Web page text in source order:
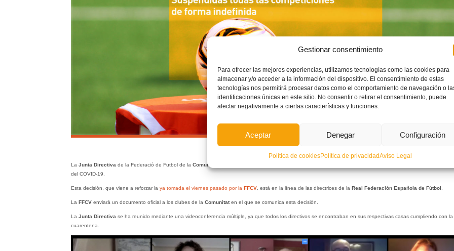
Gestionar consentimiento
Para ofrecer las mejores experiencias, utilizamos tecnologías como las cookies para
almacenar y/o acceder a la información del dispositivo. El consentimiento de estas
tecnologías nos permitirá procesar datos como el comportamiento de navegación o
identificaciones únicas en este sitio. No consentir o retirar el consentimiento, puede
afectar negativamente a ciertas características y funciones.
Aceptar Denegar Configuración
Política de cookiesPolítica de privacidadAviso Legal
La Junta Directiva de la Federació de Futbol de la Comunitat Valenciana
del COVID-19.
Esta decisión, que viene a reforzar la ya tomada el viernes pasado por la FFCV, está en la línea de las directrices de la Real Federación Española de Fútbol
La FFCVenviará un documento oficial a los clubes de la Comunitaten el que se comunica esta decisión.
La Junta Directiva se ha reunido mediante una videoconferencia múltiple, ya que todos los directivos se encontraban en sus respectivas casas cumpliendo con la
cuarentena.